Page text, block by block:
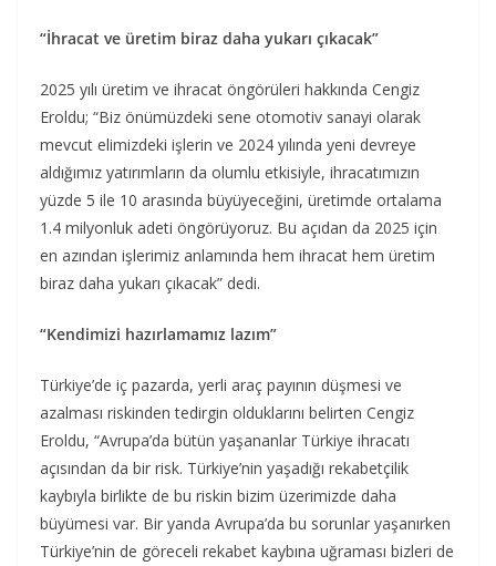
“İhracat ve üretim biraz daha yukarı çıkacak”
2025 yılı üretim ve ihracat öngörüleri hakkında Cengiz
Eroldu; “Biz önümüzdeki sene otomotiv sanayi olarak
mevcut elimizdeki işlerin ve 2024 yılında yeni devreye
aldığımız yatırımların da olumlu etkisiyle, ihracatımızın
yüzde 5 ile 10 arasında büyüyeceğini, üretimde ortalama
1.4 milyonluk adeti öngörüyoruz. Bu açıdan da 2025 için
en azından işlerimiz anlamında hem ihracat hem üretim
biraz daha yukarı çıkacak” dedi.
“Kendimizi hazırlamamız lazım”
Türkiye’de iç pazarda, yerli araç payının düşmesi ve
azalması riskinden tedirgin olduklarını belirten Cengiz
Eroldu, “Avrupa’da bütün yaşananlar Türkiye ihracatı
açısından da bir risk. Türkiye’nin yaşadığı rekabetçilik
kaybıyla birlikte de bu riskin bizim üzerimizde daha
büyümesi var. Bir yanda Avrupa’da bu sorunlar yaşanırken
Türkiye’nin de göreceli rekabet kaybına uğraması bizleri de